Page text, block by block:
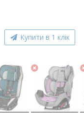
Купити в 1 клік